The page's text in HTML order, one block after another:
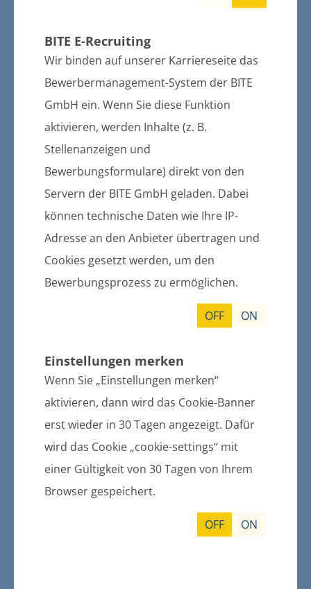
BITE E-Recruiting
Wir binden auf unserer Karriereseite das
Bewerbermanagement-System der BITE
GmbH ein. Wenn Sie diese Funktion
aktivieren, werden Inhalte (z. B.
Stellenanzeigen und
Bewerbungsformulare) direkt von den
Servern der BITE GmbH geladen. Dabei
können technische Daten wie Ihre IP-
Adresse an den Anbieter übertragen und
Cookies gesetzt werden, um den
Bewerbungsprozess zu ermöglichen.
OFF ON
Einstellungen merken
Wenn Sie „Einstellungen merken“
aktivieren, dann wird das Cookie-Banner
erst wieder in 30 Tagen angezeigt. Dafür
wird das Cookie „cookie-settings“ mit
einer Gültigkeit von 30 Tagen von Ihrem
Browser gespeichert.
OFF ON
„Tierauffangstation“ haben wir dann
einen Raum für tierärztliche Tätigkeiten
mit einer „Hundedusche“ und zusätzlich
ein Büro mit Aufenthaltsraum
geschaffen. Die Fertigstellung ist für
Ende August / Anfang September
avisiert.
Auf diesen Schritt sind wir sehr stolz
und freuen uns, diesen Neubau mit
Ihnen zusammen am 20. September
2025 um 11:00 Uhr offiziell in Betrieb zu
nehmen.
Ein Hinweis in eigener Sache
Wir bekommen täglich diverse Anrufe
usw. Das sind Wildtiere, die nicht in
unsere Zuständigkeit fallen. Zumeist
oder besser Beobachter „verletzt“. Die
Ferndiagnosen reichen von
gebrochenen Flügeln bis hin zu
fehlenden Beinen. Bei Nachfrage,
woran der Melder es fest macht,
kommen meist nur Vermutungen. Wenn
man sich dann dem Tier nähert läuft
oder fliegt es davon. Wir sind keine
Tierärzte und somit können wir auch